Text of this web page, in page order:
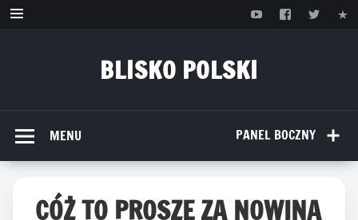
Przejdź
BLISKO POLSKI
PANEL BOCZNY
MENU
CÓŻ TO PROSZĘ ZA NOWINA